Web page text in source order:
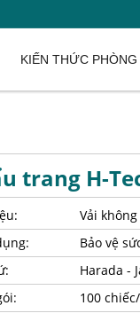
KIẾN THỨC PHÒNG
trang H-
Vải không
Bảo vệ
Harada -
100